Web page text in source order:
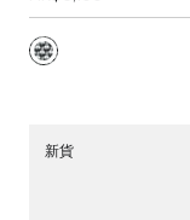
新貨